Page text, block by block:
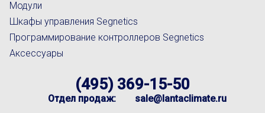
Модули
Шкафы управления Segnetics
Программирование контроллеров Segnetics
Аксессуары
(495) 369-15-50
Отдел продаж: sale@lantaclimate.ru